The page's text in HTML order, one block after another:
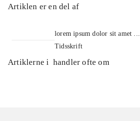
Artiklen er en del af
lorem ipsum dolor sit amet ...
Tidsskrift
Artiklerne i handler ofte om